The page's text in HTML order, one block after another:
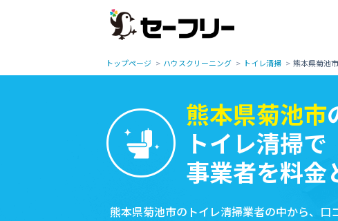
トップページ ハウスクリーニング トイレ清掃 熊本県菊池
熊本県菊池市
トイレ清掃で
事業者を料金
熊本県菊池市のトイレ清掃業者の中から、